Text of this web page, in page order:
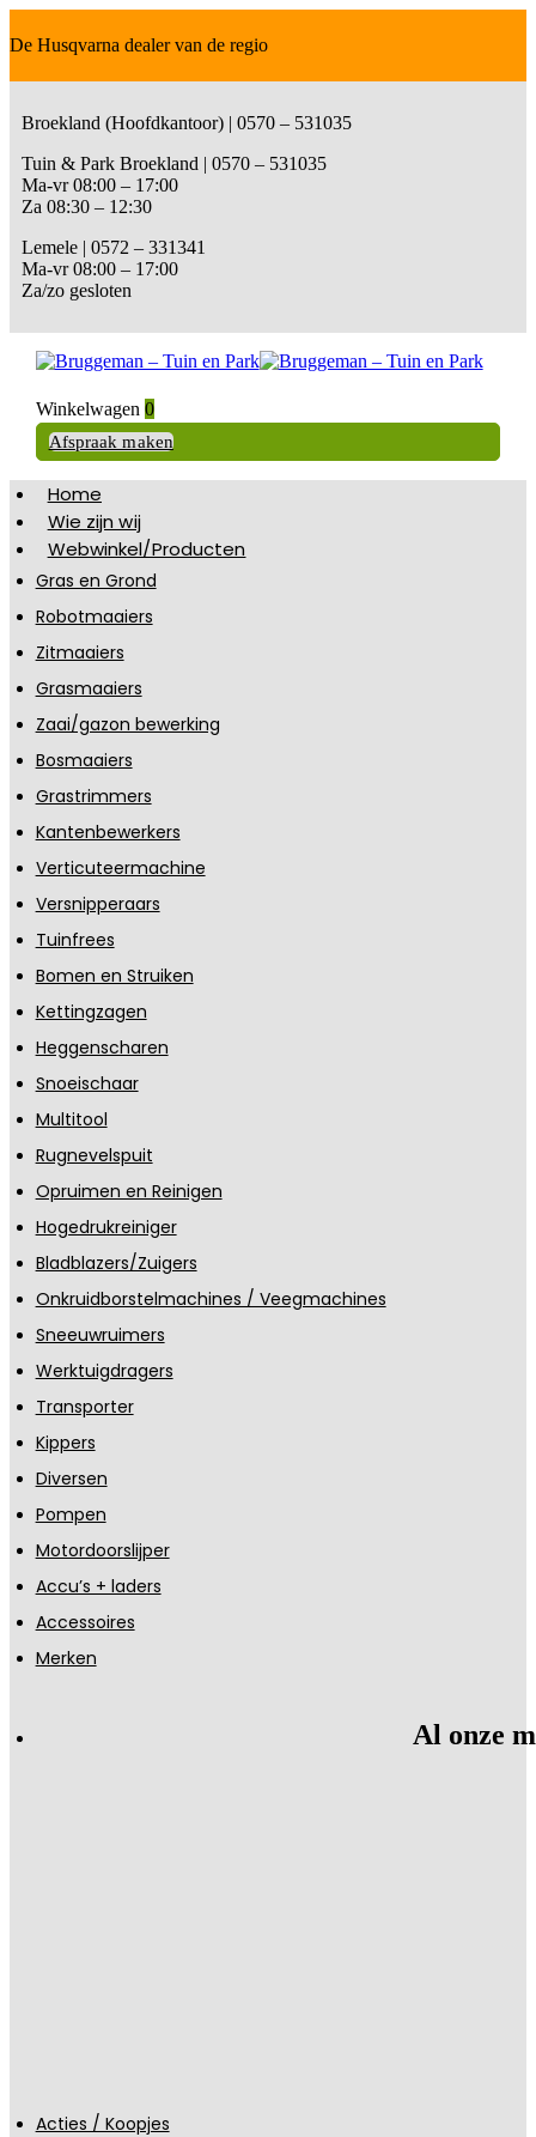
De Husqvarna dealer van de regio
Broekland (Hoofdkantoor) | 0570 – 531035
Tuin & Park Broekland | 0570 – 531035
Ma-vr 08:00 – 17:00
Za 08:30 – 12:30
Lemele | 0572 – 331341
Ma-vr 08:00 – 17:00
Za/zo gesloten
Winkelwagen 0
Afspraak maken
Home
Wie zijn wij
Webwinkel/Producten
Gras en Grond
Robotmaaiers
Zitmaaiers
Grasmaaiers
Zaai/gazon bewerking
Bosmaaiers
Grastrimmers
Kantenbewerkers
Verticuteermachine
Versnipperaars
Tuinfrees
Bomen en Struiken
Kettingzagen
Heggenscharen
Snoeischaar
Multitool
Rugnevelspuit
Opruimen en Reinigen
Hogedrukreiniger
Bladblazers/Zuigers
Onkruidborstelmachines / Veegmachines
Sneeuwruimers
Werktuigdragers
Transporter
Kippers
Diversen
Pompen
Motordoorslijper
Accu’s + laders
Accessoires
Merken
Al onze
Acties / Koopjes